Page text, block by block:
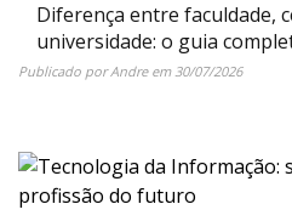
Diferença entre faculdade,
universidade: o guia
Publicado porAndreem30/07/2026